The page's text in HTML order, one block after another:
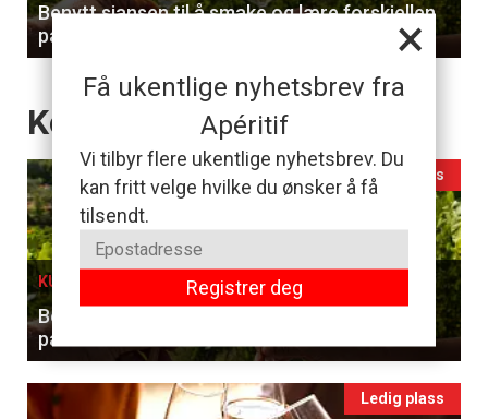
×
Få ukentlige nyhetsbrev fra
Apéritif
Vi tilbyr flere ukentlige nyhetsbrev. Du
kan fritt velge hvilke du ønsker å få
tilsendt.
Registrer deg
Benytt sjansen til å smake og lære forskjellen
på hvitviner
Events
Kommende Kurs
Ledig plass
KURS I OSLO, 26. AUGUST
Benytt sjansen til å smake og lære forskjellen
på hvitviner
Ledig plass